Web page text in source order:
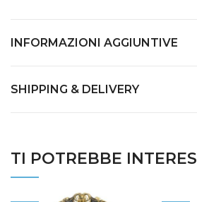
INFORMAZIONI AGGIUNTIVE
SHIPPING & DELIVERY
TI POTREBBE